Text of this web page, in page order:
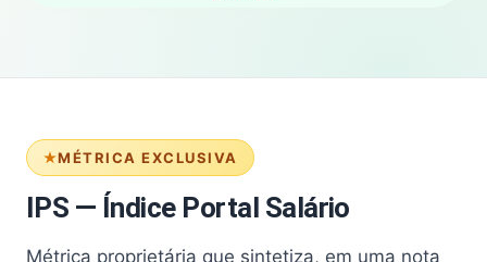
MÉTRICA EXCLUSIVA
IPS — Índice Portal Salário
Métrica proprietária que sintetiza, em uma nota